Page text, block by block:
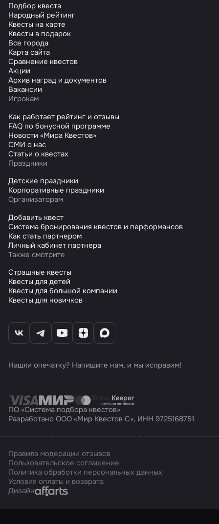
Подбор квеста
Народный рейтинг
Квесты на карте
Квесты в подарок
Все города
Карта сайта
Сравнение квестов
Акции
Архив наград и документов
Вакансии
Игрокам
Как работает рейтинг и отзывы
FAQ по бонусной программе
Новости «Мира Квестов»
СМИ о нас
Статьи о квестах
Праздники
Детские праздники
Корпоративные праздники
Организаторам
Добавить квест
Система бронирования квестов и перформансов
Как стать партнером
Личный кабинет партнера
Также смотрите
Страшные квесты
Квесты для детей
Квесты для большой компании
Квесты для новичков
Нашли опечатку? Напишите нам, и мы исправим!
ПО «Система подбора квестов»
Разработано ООО «Мир Квестов С», ИНН 9725168751
Правила модерации отзывов
Пользовательское соглашение
Политика обработки персональных данных
Условия оплаты и возврата
ДизайнAffarts